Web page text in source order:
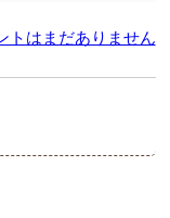
トはまだありません